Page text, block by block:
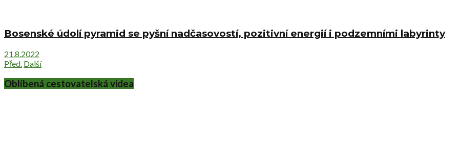
Bosenské údolí pyramid se pyšní nadčasovostí, pozitivní energií i podzemními labyrinty
21.8.2022
Před. Další
Oblíbená cestovatelská videa